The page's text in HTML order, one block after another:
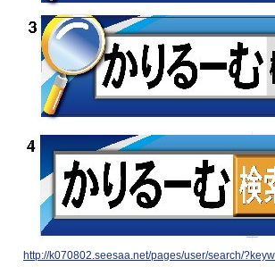
http://k070802.seesaa.net/pages/user/search/